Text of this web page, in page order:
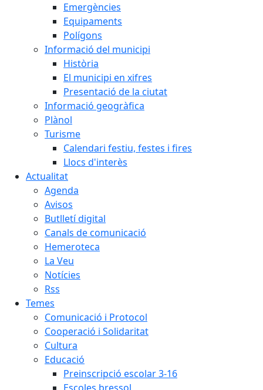
Emergències
Equipaments
Polígons
Informació del municipi
Història
El municipi en xifres
Presentació de la ciutat
Informació geogràfica
Plànol
Turisme
Calendari festiu, festes i fires
Llocs d'interès
Actualitat
Agenda
Avisos
Butlletí digital
Canals de comunicació
Hemeroteca
La Veu
Notícies
Rss
Temes
Comunicació i Protocol
Cooperació i Solidaritat
Cultura
Educació
Preinscripció escolar 3-16